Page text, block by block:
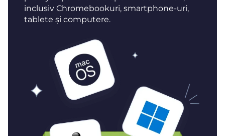
inclusiv Chromebookuri, smartphone-uri,
tablete și computere.